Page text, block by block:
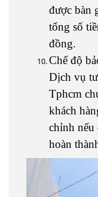
được bàn
tổng số
đồng.
Chế độ
Dịch vụ tư
Tphcm
khách
chỉnh nếu
hoàn